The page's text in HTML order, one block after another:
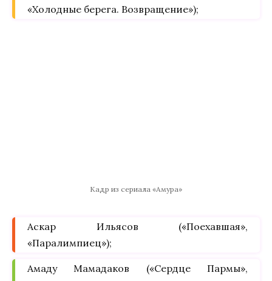
«Холодные берега. Возвращение»);
Кадр из сериала «Амура»
Аскар Ильясов («Поехавшая»,
«Паралимпиец»);
Амаду Мамадаков («Сердце Пармы»,